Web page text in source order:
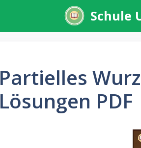
Schule
Partielles
Lösungen PDF